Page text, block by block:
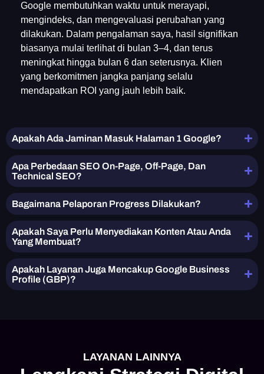
Google membutuhkan waktu untuk merayapi,
mengindeks, dan mengevaluasi perubahan yang
dilakukan. Dalam pengalaman saya, hasil signifikan
biasanya mulai terlihat di bulan 3–4, dan terus
meningkat hingga bulan 6 dan seterusnya. Klien
yang berkomitmen jangka panjang selalu
mendapatkan ROI yang jauh lebih baik.
Apakah Ada Jaminan Masuk Halaman 1 Google?
Apa Perbedaan SEO On-Page, Off-Page, Dan
Technical SEO?
Bagaimana Pelaporan Progress Dilakukan?
Apakah Saya Perlu Menyediakan Konten Atau Anda
Yang Membuat?
Apakah Layanan Juga Mencakup Google Business
Profile (GBP)?
LAYANAN LAINNYA